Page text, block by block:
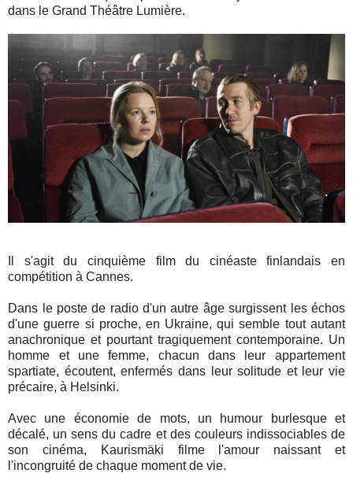
dans le Grand Théâtre Lumière.
Il s'agit du cinquième film du cinéaste finlandais en
compétition à Cannes.
Dans le poste de radio d'un autre âge surgissent les échos
d'une guerre si proche, en Ukraine, qui semble tout autant
anachronique et pourtant tragiquement contemporaine. Un
homme et une femme, chacun dans leur appartement
spartiate, écoutent, enfermés dans leur solitude et leur vie
précaire, à Helsinki.
Avec une économie de mots, un humour burlesque et
décalé, un sens du cadre et des couleurs indissociables de
son cinéma, Kaurismäki filme l'amour naissant et
l'incongruité de chaque moment de vie.